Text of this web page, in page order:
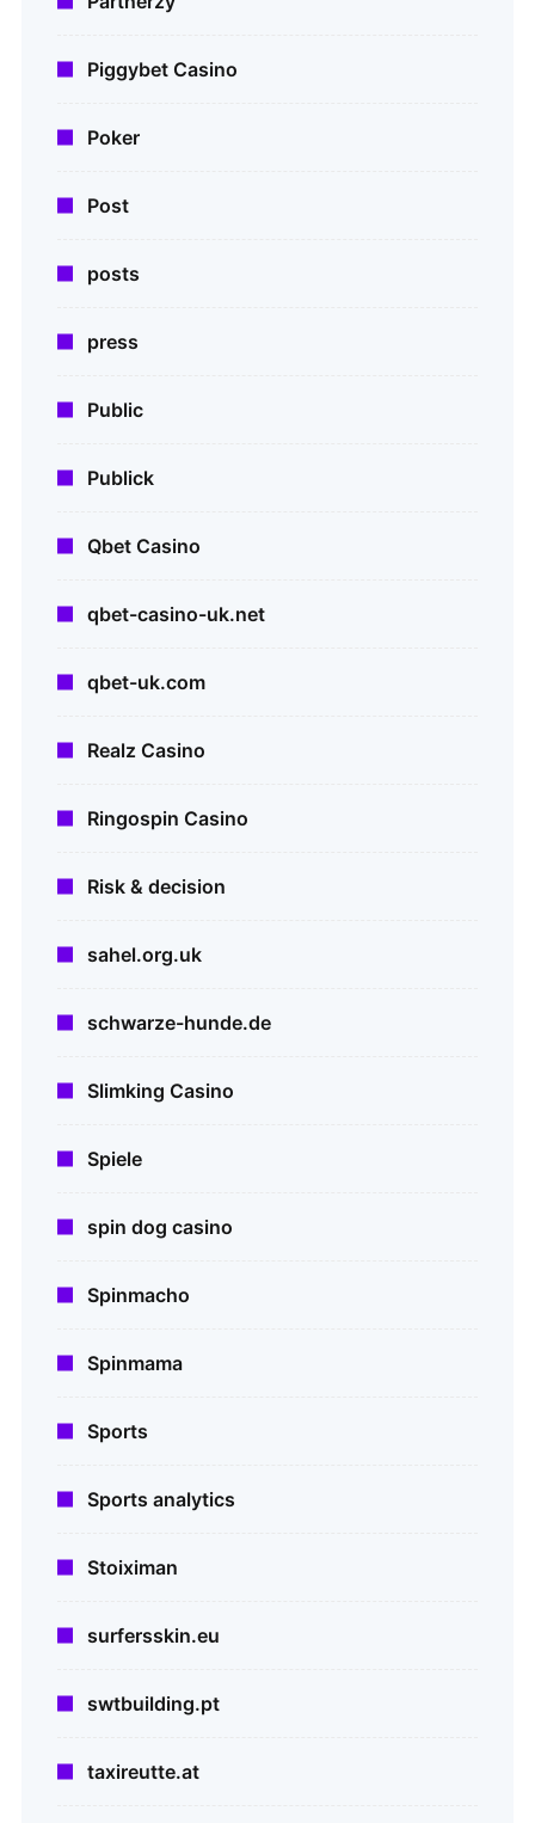
Piggybet Casino
Poker
Post
posts
press
Public
Publick
Qbet Casino
qbet-casino-uk.net
qbet-uk.com
Realz Casino
Ringospin Casino
Risk & decision
sahel.org.uk
schwarze-hunde.de
Slimking Casino
Spiele
spin dog casino
Spinmacho
Spinmama
Sports
Sports analytics
Stoiximan
surfersskin.eu
swtbuilding.pt
taxireutte.at